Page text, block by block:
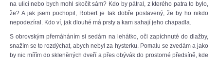
na ulici nebo bych mohl skočit sám? Kdo by pátral, z kterého patra to bylo,
že? A jak jsem pochopil, Robert je tak dobře postavený, že by ho nikdo
nepodezíral. Kdo ví, jak dlouhé má prsty a kam sahají jeho chapadla.
S obrovským přemáháním si sedám na lehátko, oči zapíchnuté do dlažby,
snažím se to rozdýchat, abych nebyl za hysterku. Pomalu se zvedám a jako
by nic mířím do skleněných dveří a přes obývák do prostorné předsíně, kde